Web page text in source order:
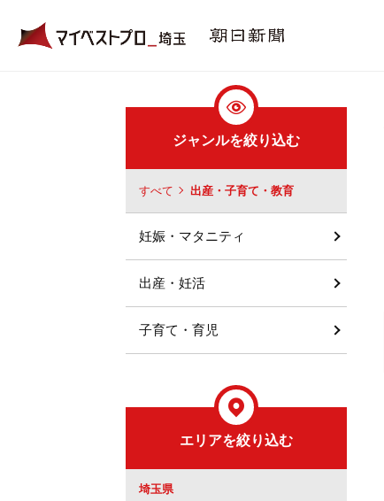
ジャンルを絞り込む
すべて 出産・子育て・教育
妊娠・マタニティ
出産・妊活
子育て・育児
エリアを絞り込む
埼玉県